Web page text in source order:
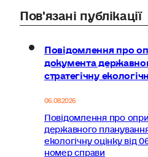
Пов'язані публікації
Повідомлення про
документа
стратегічну
06.08.2026
Повідомлення про
державного
екологічну оцінку від
номер справи